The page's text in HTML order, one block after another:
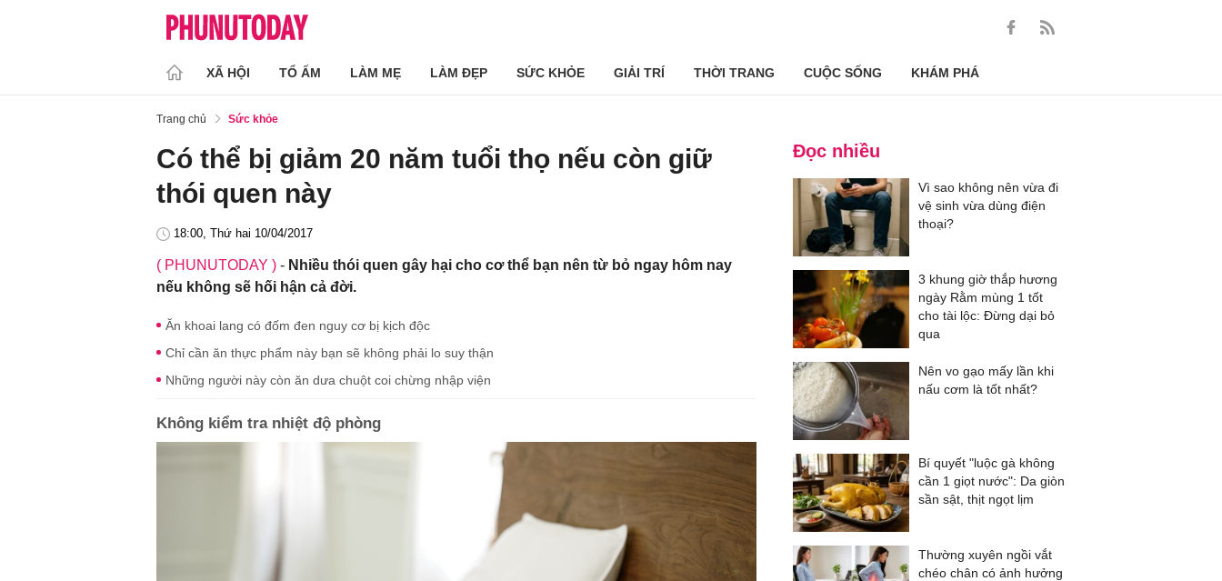
XÃ HỘI TỔ ẤM LÀM MẸ LÀM ĐẸP SỨC KHỎE GIẢI TRÍ THỜI TRANG CUỘC SỐNG KHÁM PHÁ
Trang chủ Sức khỏe
Có thể bị giảm 20 năm tuổi thọ nếu còn giữ
thói quen này
18:00, Thứ hai 10/04/2017
( PHUNUTODAY ) - Nhiều thói quen gây hại cho cơ thể bạn nên từ bỏ ngay hôm nay
nếu không sẽ hối hận cả đời.
Ăn khoai lang có đốm đen nguy cơ bị kịch độc
Chỉ cần ăn thực phẩm này bạn sẽ không phải lo suy thận
Những người này còn ăn dưa chuột coi chừng nhập viện
Không kiểm tra nhiệt độ phòng
Đọc nhiều
Vì sao không nên vừa đi
vệ sinh vừa dùng điện
thoại?
3 khung giờ thắp hương
ngày Rằm mùng 1 tốt
cho tài lộc: Đừng dại bỏ
qua
Nên vo gạo mấy lần khi
nấu cơm là tốt nhất?
Bí quyết "luộc gà không
cần 1 giọt nước": Da giòn
sần sật, thịt ngọt lịm
Thường xuyên ngồi vắt
chéo chân có ảnh hưởng